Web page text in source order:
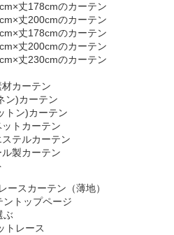
丈178cmのカーテン
丈200cmのカーテン
丈178cmのカーテン
丈200cmのカーテン
丈230cmのカーテン
材カーテン
ン)カーテン
トン)カーテン
トカーテン
テルカーテン
ル製カーテン
レースカーテン（薄地）
ントップページ
ぶ
トレース